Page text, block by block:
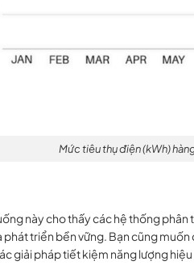
Mức tiêu thụ điện (kWh)
này cho thấy các hệ thống
phát triển bền vững. Bạn cũng
giải pháp tiết kiệm năng lượng hiệu